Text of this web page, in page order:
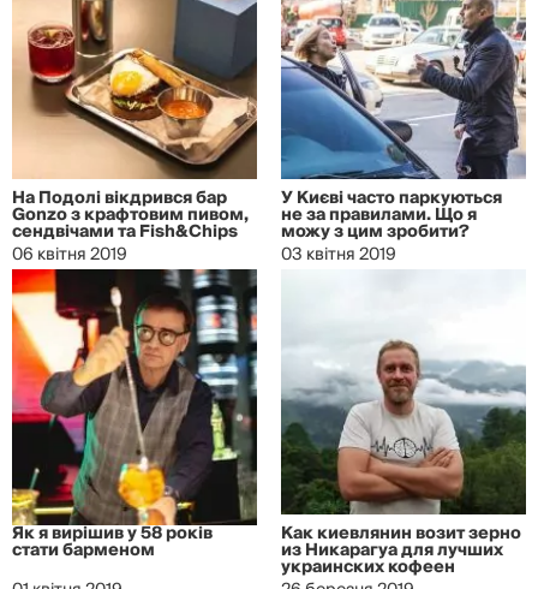
На Подолі вікдрився бар
Gonzo з крафтовим пивом,
сендвічами та Fish&Chips
06 квітня 2019
У Києві часто паркуються
не за правилами. Що я
можу з цим зробити?
03 квітня 2019
Як я вирішив у 58 років
стати барменом
Как киевлянин возит зерно
из Никарагуа для лучших
украинских кофеен